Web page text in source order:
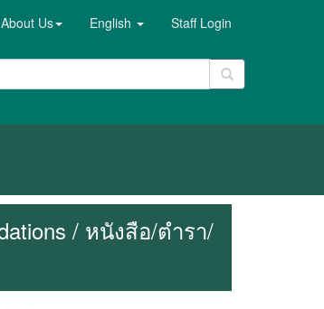
About Us English Staff Login
/ หนังสือ/ตำรา/